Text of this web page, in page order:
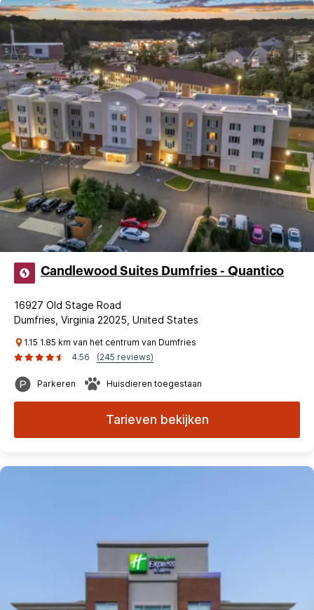
Candlewood Suites Dumfries - Quantico
16927 Old Stage Road
Dumfries, Virginia 22025, United States
1.15 1.85 km van het centrum van Dumfries
4.56
(245 reviews)
Parkeren Huisdieren toegestaan
Tarieven bekijken